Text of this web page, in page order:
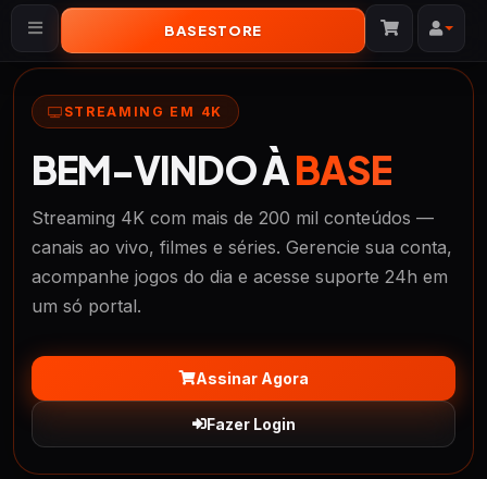
BASESTORE
Alternar navegação
STREAMING EM 4K
BEM-VINDO ÀBASE
Streaming 4K com mais de 200 mil conteúdos —
canais ao vivo, filmes e séries. Gerencie sua conta,
acompanhe jogos do dia e acesse suporte 24h em
um só portal.
Assinar Agora
Fazer Login